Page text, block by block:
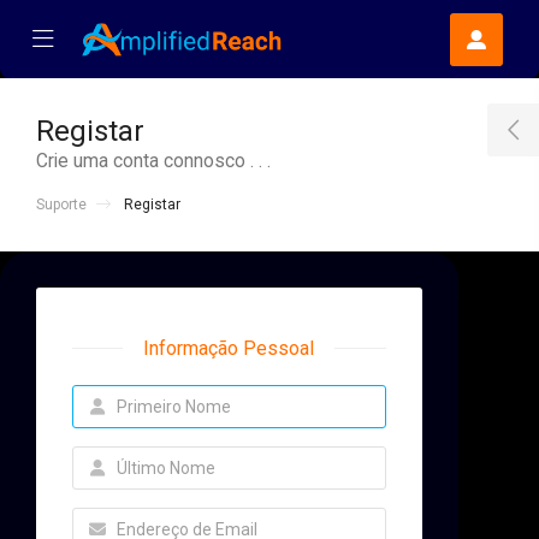
Mobile Menu
Mobile Menu
Registar
Crie uma conta connosco . . .
Suporte Registar
Informação Pessoal